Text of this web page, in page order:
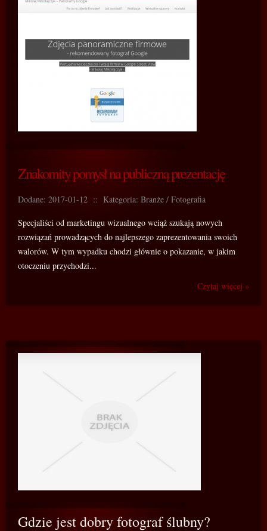
Znakomity pomysł na publiczną prezentację
Dodane: 2017-01-12 :: Kategoria: Branże / Fotografia
Specjaliści od marketingu wizualnego wciąż szukają nowych
rozwiązań prowadzących do najlepszego zaprezentowania swoich
walorów. W tym wypadku chodzi głównie o pokazanie, w jakim
otoczeniu przychodzi...
Czytaj więcej »
Gdzie jest dobry fotograf ślubny?